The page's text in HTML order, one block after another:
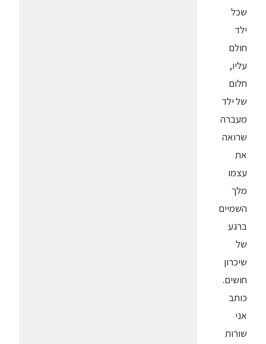
שכל
ילד
חולם
עליו,
חלום
של ילד
מעברה
שרואה
את
עצמו
מלך
השמיים
ברגע
של
שיכרון
חושים.
כותב
אני
שורות